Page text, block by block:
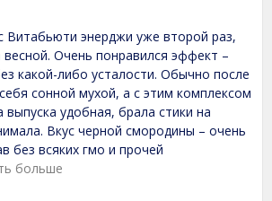
Витабьюти энерджи уже второй раз,
весной. Очень понравился эффект –
какой-либо усталости. Обычно после
сонной мухой, а с этим комплексом
удобная, брала стики на
Вкус черной смородины – очень
без всяких гмо и прочей
больше